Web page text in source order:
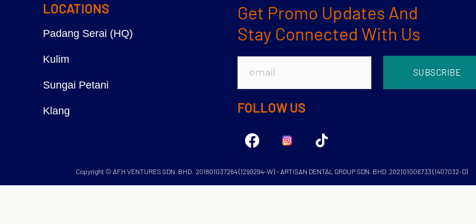
LOCATIONS
Padang Serai (HQ)
Kulim
Sungai Petani
Klang
Get Promo Updates And
Stay Connected With Us
SUBSCRIBE
FOLLOW US
Copyright © AFH VENTURES SDN. BHD. 201801037264 (1299294-W) – ARTISAN DENTAL GROUP SDN. BHD. 202101006733 (1407032-D)